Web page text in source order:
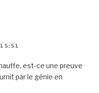
est-ce une preuve
par le génie en